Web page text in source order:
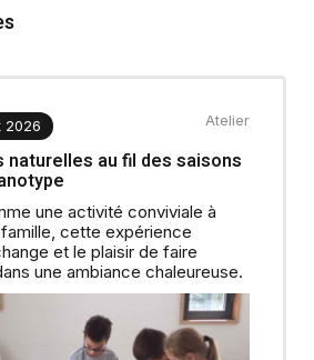
2026
naturelles au fil des saisons
une activité conviviale à
cette expérience
et le plaisir de faire
une ambiance chaleureuse.
Atelier